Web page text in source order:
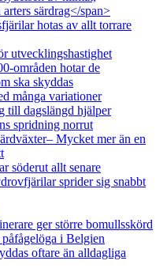
särdrag</span>
hotas av allt torrare
utvecklingshastighet
områden hotar de
ska skyddas
många variationer
till dagslängd hjälper
spridning norrut
Mycket mer än en
söderut allt senare
sprider sig snabbt
ger större bomullsskörd
i Belgien
oftare än alldagliga